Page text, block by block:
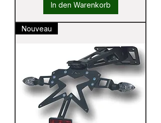
In den Warenkorb
Nouveau